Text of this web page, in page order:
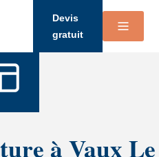
Devis
gratuit
à Vaux Le